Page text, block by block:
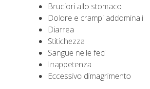
Bruciori allo stomaco
Dolore e crampi addominali
Diarrea
Stitichezza
Sangue nelle feci
Inappetenza
Eccessivo dimagrimento